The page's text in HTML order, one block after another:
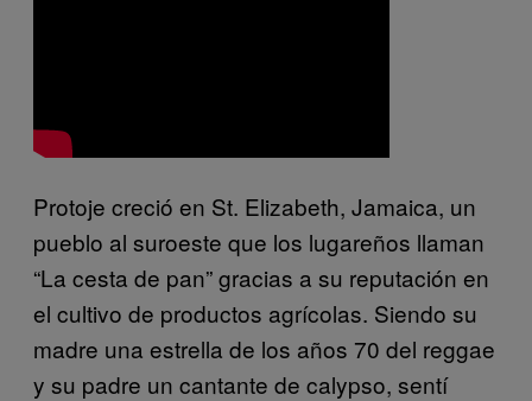
Protoje creció en St. Elizabeth, Jamaica, un
pueblo al suroeste que los lugareños llaman
“La cesta de pan” gracias a su reputación en
el cultivo de productos agrícolas. Siendo su
madre una estrella de los años 70 del reggae
y su padre un cantante de calypso, sentí